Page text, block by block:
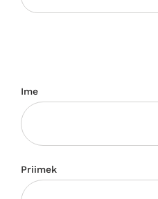
Ime
Priimek